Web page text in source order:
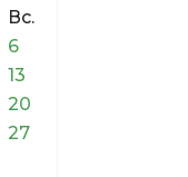
Вс.
6
13
20
27